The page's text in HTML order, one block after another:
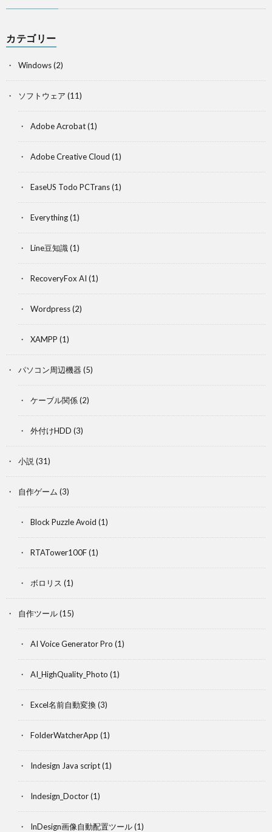
カテゴリー
Windows(2)
ソフトウェア (11)
Adobe Acrobat(1)
Adobe Creative Cloud (1)
EaseUS Todo PCTrans(1)
Everything(1)
Line豆知識(1)
RecoveryFox AI (1)
Wordpress(2)
XAMPP (1)
パソコン周辺機器 (5)
ケーブル関係(2)
外付けHDD (3)
小説 (31)
自作ゲーム (3)
Block Puzzle Avoid (1)
RTATower100F(1)
ボロリス (1)
自作ツール(15)
AI Voice Generator Pro (1)
AI_HighQuality_Photo (1)
Excel名前自動変換(3)
FolderWatcherApp (1)
Indesign Java script(1)
Indesign_Doctor(1)
InDesign画像自動配置ツール(1)